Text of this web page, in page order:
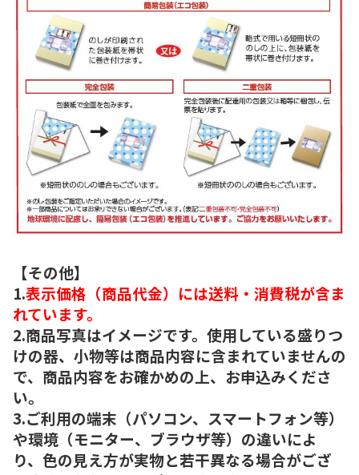
【その他】
1.表示価格（商品代金）には送料・消費税が含ま
れています。
2.商品写真はイメージです。使用している盛りつ
けの器、小物等は商品内容に含まれていませんの
で、商品内容をお確かめの上、お申込みくださ
い。
3.ご利用の端末（パソコン、スマートフォン等）
や環境（モニター、ブラウザ等）の違いによ
り、色の見え方が実物と若干異なる場合がござ